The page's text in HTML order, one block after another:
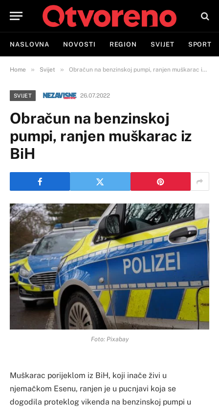
NASLOVNA NOVOSTI REGION SVIJET SPORT
Home » Svijet » Obračun na benzinskoj pumpi, ranjen muškarac iz BiH
SVIJET 26.07.2022
Obračun na benzinskoj
pumpi, ranjen muškarac iz
BiH
Foto: Pixabay
Muškarac porijeklom iz BiH, koji inače živi u
njemačkom Esenu, ranjen je u pucnjavi koja se
dogodila proteklog vikenda na benzinskoj pumpi u